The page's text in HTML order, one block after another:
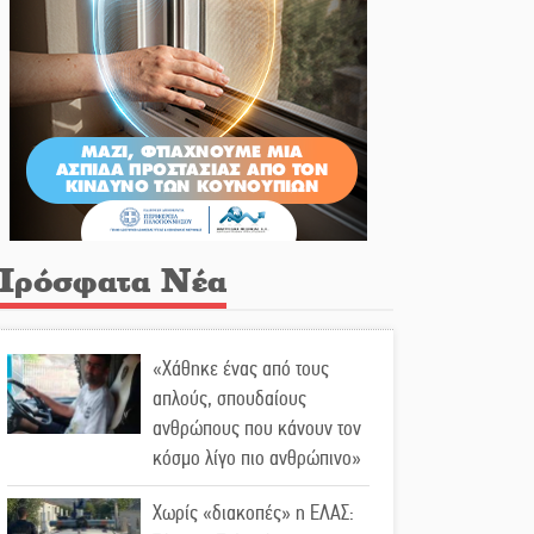
Νέα
«Χάθηκε ένας από τους
απλούς, σπουδαίους
ανθρώπους που κάνουν τον
κόσμο λίγο πιο ανθρώπινο»
Χωρίς «διακοπές» η ΕΛΑΣ: